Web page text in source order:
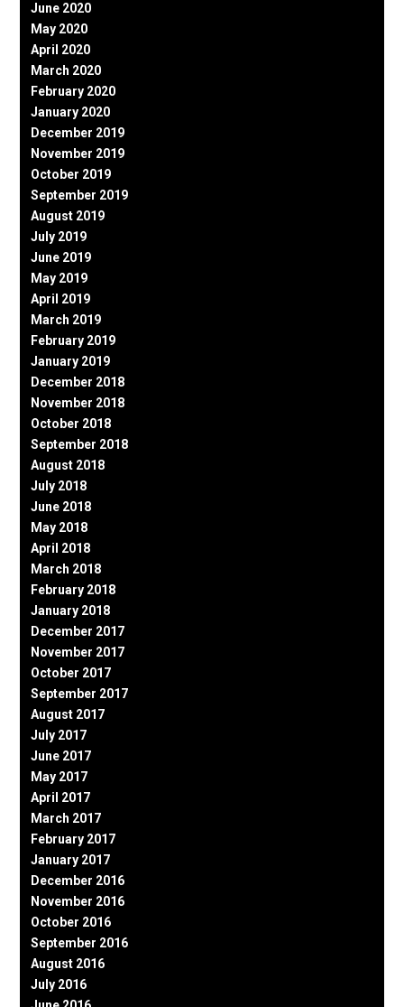
June 2020
May 2020
April 2020
March 2020
February 2020
January 2020
December 2019
November 2019
October 2019
September 2019
August 2019
July 2019
June 2019
May 2019
April 2019
March 2019
February 2019
January 2019
December 2018
November 2018
October 2018
September 2018
August 2018
July 2018
June 2018
May 2018
April 2018
March 2018
February 2018
January 2018
December 2017
November 2017
October 2017
September 2017
August 2017
July 2017
June 2017
May 2017
April 2017
March 2017
February 2017
January 2017
December 2016
November 2016
October 2016
September 2016
August 2016
July 2016